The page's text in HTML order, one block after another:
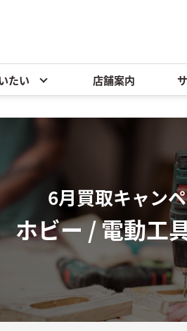
たい 店舗案内
6月買取キャン
ホビー / 電動工